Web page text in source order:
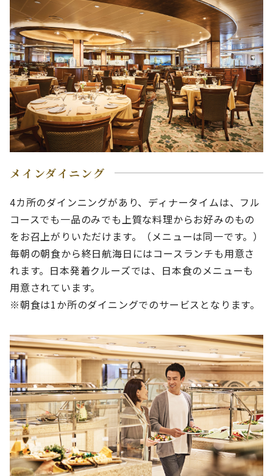
メインダイニング
4カ所のダインニングがあり、ディナータイムは、フル
コースでも一品のみでも上質な料理からお好みのもの
をお召上がりいただけます。（メニューは同一です。）
毎朝の朝食から終日航海日にはコースランチも用意さ
れます。日本発着クルーズでは、日本食のメニューも
用意されています。
※朝食は1か所のダイニングでのサービスとなります。